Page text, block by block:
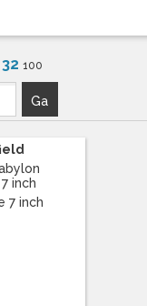
32 100
Ga
inch